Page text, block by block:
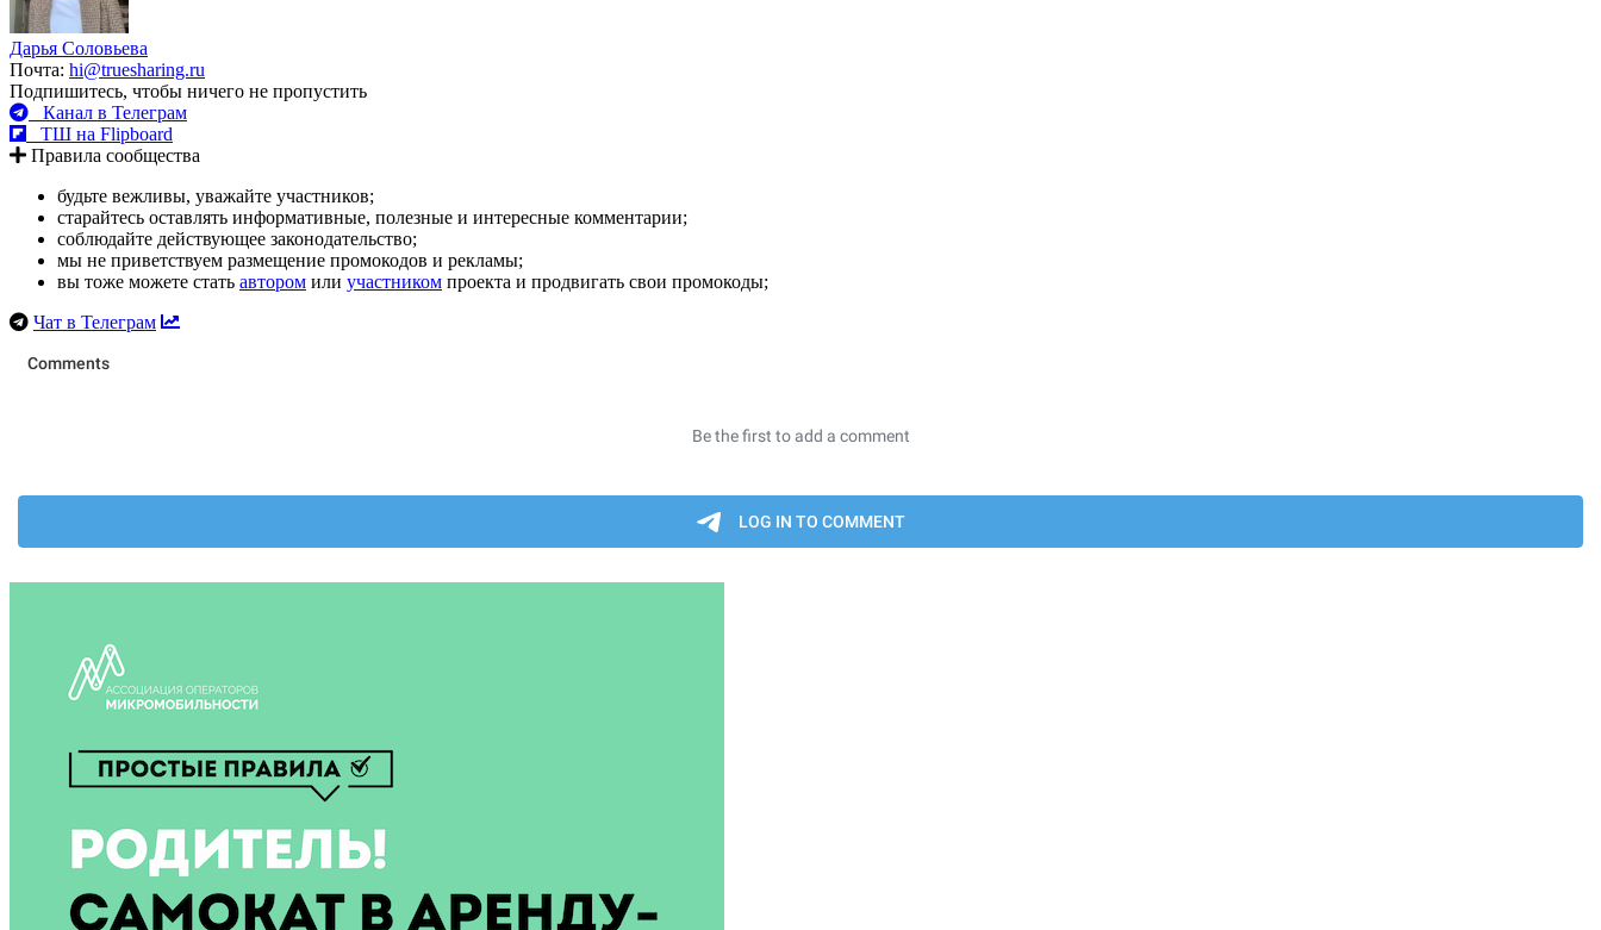
Дарья Соловьева
Почта: hi@truesharing.ru
Подпишитесь, чтобы ничего не пропустить
Канал в Телеграм
ТШ на Flipboard
Правила сообщества
будьте вежливы, уважайте участников;
старайтесь оставлять информативные, полезные и интересные комментарии;
соблюдайте действующее законодательство;
мы не приветствуем размещение промокодов и рекламы;
вы тоже можете стать автором или участником проекта и продвигать свои промокоды;
Чат в Телеграм